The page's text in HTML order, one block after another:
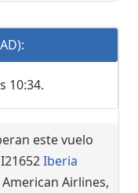
10:34.
este vuelo
Iberia
American Airlines,